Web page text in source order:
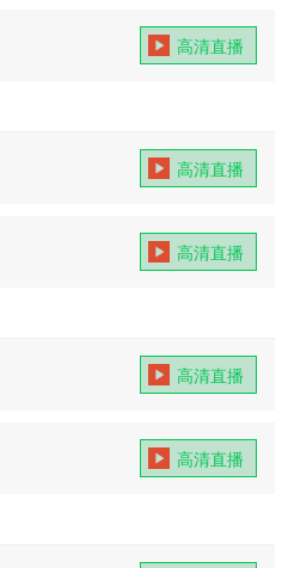
高清直播
高清直播
高清直播
高清直播
高清直播